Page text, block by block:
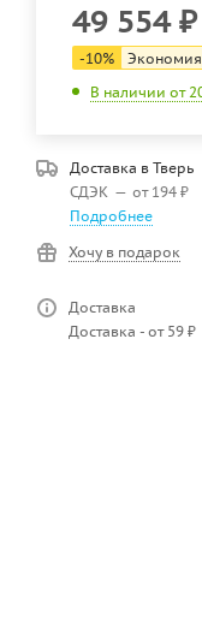
49 554₽
-10% Экономия
В наличии от
Доставка в Тверь
СДЭК — от 194 ₽
Подробнее
Хочу в подарок
Доставка
Доставка - от 59 ₽